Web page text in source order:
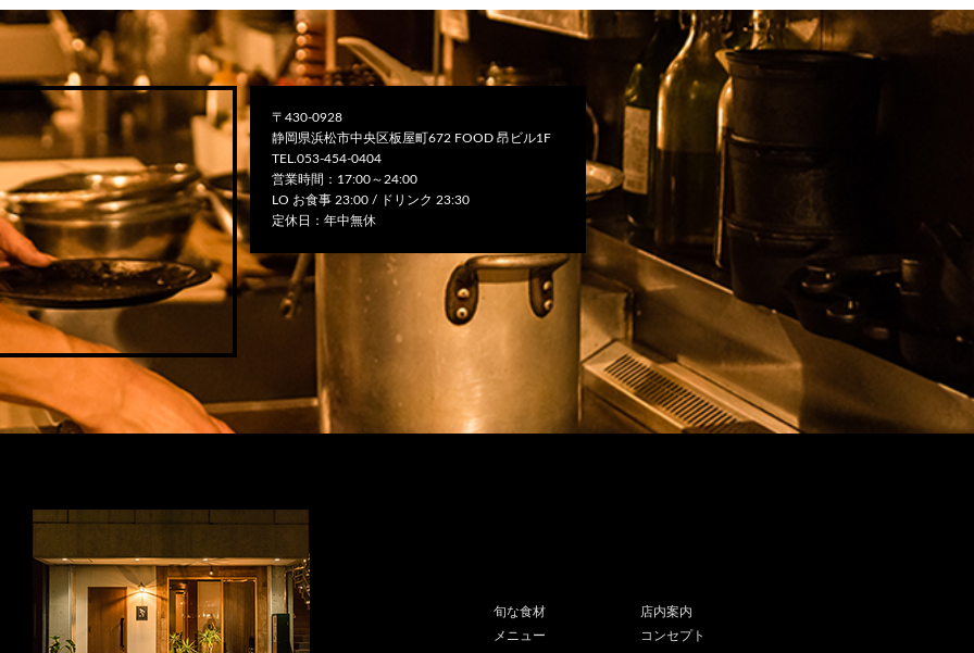
〒430-0928
静岡県浜松市中央区板屋町672 FOOD 昂ビル1F
TEL.053-454-0404
営業時間：17:00～24:00
LO お食事 23:00 / ドリンク 23:30
定休日：年中無休
旬な食材
メニュー
店内案内
コンセプト